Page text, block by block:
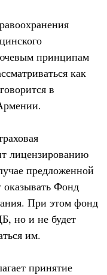
принципам
как
в
лицензированию
предложенной
оказывать Фонд
При этом фонд
но и не будет
им.
принятие